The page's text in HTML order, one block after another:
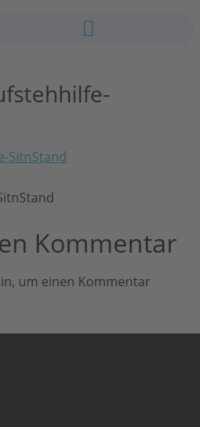
Kommentar
um einen Kommentar